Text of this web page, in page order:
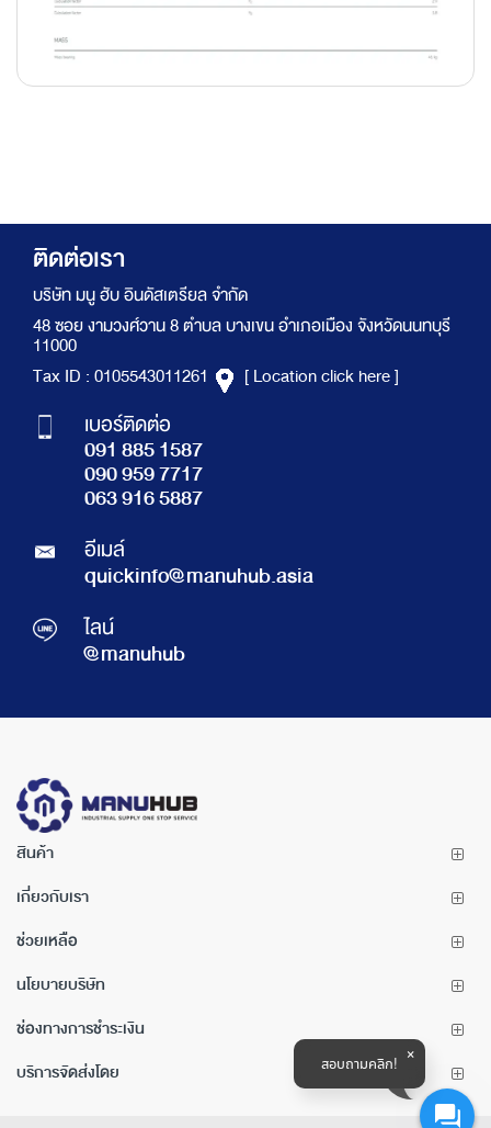
ติดต่อเรา
บริษัท มนู ฮับ อินดัสเตรียล จำกัด
48 ซอย งามวงศ์วาน 8 ตำบล บางเขน อำเภอเมือง จังหวัดนนทบุรี
11000
Tax ID : 0105543011261
[ Location click here ]
เบอร์ติดต่อ
091 885 1587
090 959 7717
063 916 5887
อีเมล์
quickinfo@manuhub.asia
ไลน์
@manuhub
สินค้า
เกี่ยวกับเรา
ช่วยเหลือ
นโยบายบริษัท
ช่องทางการชำระเงิน
บริการจัดส่งโดย
สอบถามคลิก!